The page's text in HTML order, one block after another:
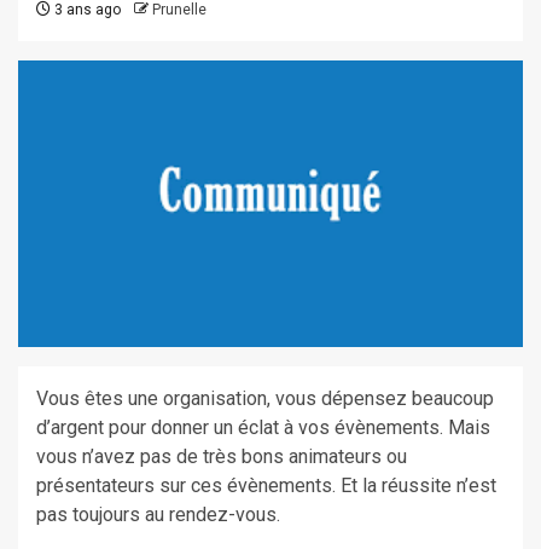
3 ans ago Prunelle
Vous êtes une organisation, vous dépensez beaucoup
d’argent pour donner un éclat à vos évènements. Mais
vous n’avez pas de très bons animateurs ou
présentateurs sur ces évènements. Et la réussite n’est
pas toujours au rendez-vous.